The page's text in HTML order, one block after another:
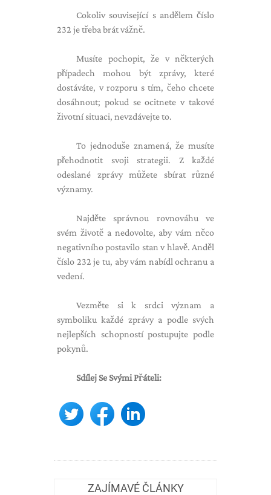
Cokoliv související s andělem číslo
232 je třeba brát vážně.
Musíte pochopit, že v některých
případech mohou být zprávy, které
dostáváte, v rozporu s tím, čeho chcete
dosáhnout; pokud se ocitnete v takové
životní situaci, nevzdávejte to.
To jednoduše znamená, že musíte
přehodnotit svoji strategii. Z každé
odeslané zprávy můžete sbírat různé
významy.
Najděte správnou rovnováhu ve
svém životě a nedovolte, aby vám něco
negativního postavilo stan v hlavě. Anděl
číslo 232 je tu, aby vám nabídl ochranu a
vedení.
Vezměte si k srdci význam a
symboliku každé zprávy a podle svých
nejlepších schopností postupujte podle
pokynů.
Sdílej Se Svými Přáteli:
ZAJÍMAVÉ ČLÁNKY